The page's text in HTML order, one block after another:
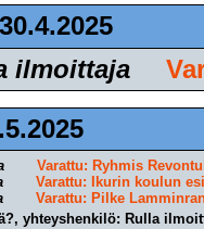
ilmoittaja
Varattu: Ryhmis
Varattu: Ikurin koulun
Varattu: Pilke
yhteyshenkilö: Rulla